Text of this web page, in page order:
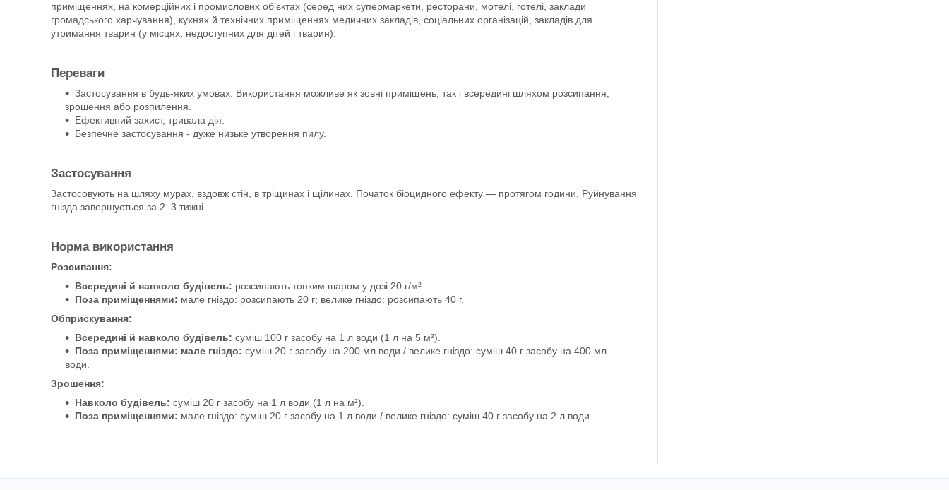
приміщеннях, на комерційних і промислових об’єктах (серед них супермаркети, ресторани, мотелі, готелі, заклади
громадського харчування), кухнях й технічних приміщеннях медичних закладів, соціальних організацій, закладів для
утримання тварин (у місцях, недоступних для дітей і тварин).
Переваги
Застосування в будь-яких умовах. Використання можливе як зовні приміщень, так і всередині шляхом розсипання,
зрошення або розпилення.
Ефективний захист, тривала дія.
Безпечне застосування - дуже низьке утворення пилу.
Застосування
Застосовують на шляху мурах, вздовж стін, в тріщинах і щілинах. Початок біоцидного ефекту — протягом години. Руйнування
гнізда завершується за 2–3 тижні.
Норма використання
Розсипання:
Всередині й навколо будівель: розсипають тонким шаром у дозі 20 г/м².
Поза приміщеннями: мале гніздо: розсипають 20 г; велике гніздо: розсипають 40 г.
Обприскування:
Всередині й навколо будівель: суміш 100 г засобу на 1 л води (1 л на 5 м²).
Поза приміщеннями: мале гніздо: суміш 20 г засобу на 200 мл води / велике гніздо: суміш 40 г засобу на 400 мл
води.
Зрошення:
Навколо будівель: суміш 20 г засобу на 1 л води (1 л на м²).
Поза приміщеннями: мале гніздо: суміш 20 г засобу на 1 л води / велике гніздо: суміш 40 г засобу на 2 л води.